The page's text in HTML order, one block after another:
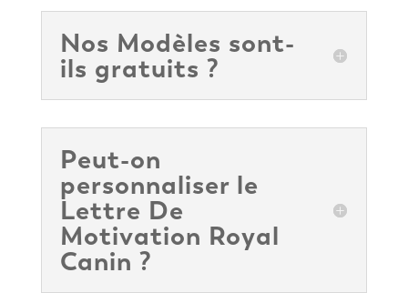
Nos Modèles sont-
ils gratuits ?
Peut-on
personnaliser le
Lettre De
Motivation Royal
Canin ?